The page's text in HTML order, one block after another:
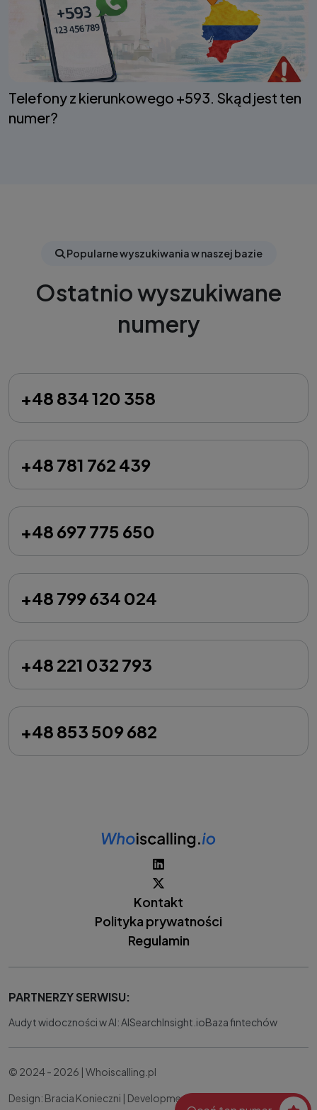
Telefony z kierunkowego +593. Skąd jest ten
numer?
Popularne wyszukiwania w naszej bazie
Ostatnio wyszukiwane
numery
+48 834 120 358
+48 781 762 439
+48 697 775 650
+48 799 634 024
+48 221 032 793
+48 853 509 682
Kontakt
Polityka prywatności
Regulamin
PARTNERZY SERWISU:
Audyt widoczności w AI: AISearchInsight.ioBaza fintechów
© 2024 - 2026 | Whoiscalling.pl
Design: Bracia Konieczni | Development: